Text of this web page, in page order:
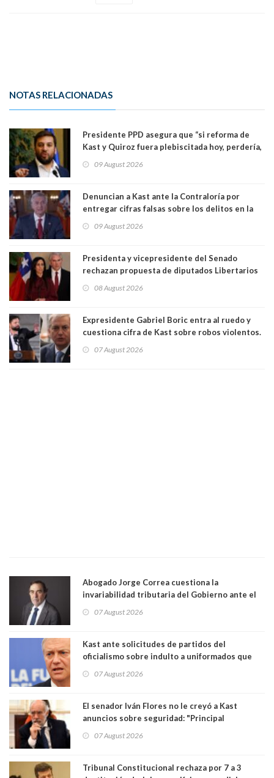
NOTAS RELACIONADAS
Presidente PPD asegura que “si reforma de
Kast y Quiroz fuera plebiscitada hoy, perdería,
a favor de la oposición, sería una victoria de la
09 August 2026
Denuncian a Kast ante la Contraloría por
entregar cifras falsas sobre los delitos en la
09 August 2026
Presidenta y vicepresidente del Senado
rechazan propuesta de diputados Libertarios
"Constituye un camino equivocado"
08 August 2026
Expresidente Gabriel Boric entra al ruedo y
cuestiona cifra de Kast sobre robos violentos.
07 August 2026
Abogado Jorge Correa cuestiona la
invariabilidad tributaria del Gobierno ante el
democracia” y "defendemos la alternancia en el
07 August 2026
Kast ante solicitudes de partidos del
oficialismo sobre indulto a uniformados que
07 August 2026
El senador Iván Flores no le creyó a Kast
anuncios sobre seguridad: "Principal
perseguir ruta del dinero y levantar secreto
07 August 2026
Tribunal Constitucional rechaza por 7 a 3